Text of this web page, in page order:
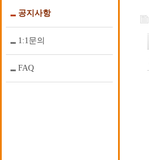
공지사항
1:1문의
FAQ